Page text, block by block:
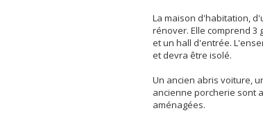
La maison d'habitation,
rénover. Elle comprend
et un hall d'entrée.
et devra être isolé.
Un ancien abris voiture,
ancienne porcherie sont
aménagées.